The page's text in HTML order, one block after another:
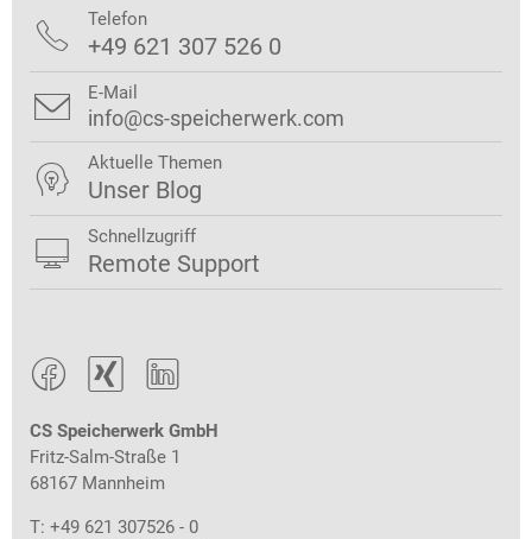
  
CS Speicherwerk GmbH
Fritz-Salm-Straße 1
68167 Mannheim
T: +49 621 307526 - 0
 Telefon
+49 621 307 526 0
 E-Mail
info@cs-speicherwerk.com
 Aktuelle Themen
Unser Blog
 Schnellzugriff
Remote Support